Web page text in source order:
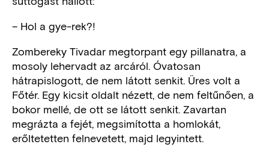
– Hol a gye-rek?!
Zombereky Tivadar megtorpant egy pillanatra, a
mosoly lehervadt az arcáról. Óvatosan
hátrapislogott, de nem látott senkit. Üres volt a
Főtér. Egy kicsit oldalt nézett, de nem feltűnően, a
bokor mellé, de ott se látott senkit. Zavartan
megrázta a fejét, megsimította a homlokát,
erőltetetten felnevetett, majd legyintett.